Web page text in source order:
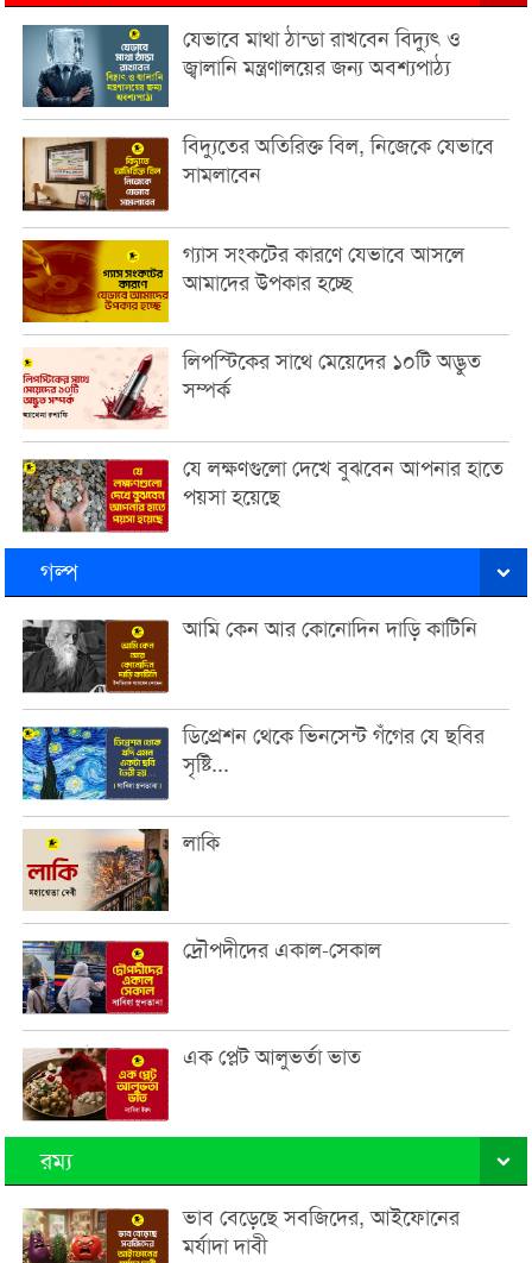
যেভাবে মাথা ঠান্ডা রাখবেন বিদ্যুৎ ও
জ্বালানি মন্ত্রণালয়ের জন্য অবশ্যপাঠ্য
বিদ্যুতের অতিরিক্ত বিল, নিজেকে যেভাবে
সামলাবেন
গ্যাস সংকটের কারণে যেভাবে আসলে
আমাদের উপকার হচ্ছে
লিপস্টিকের সাথে মেয়েদের ১০টি অদ্ভুত
সম্পর্ক
যে লক্ষণগুলো দেখে বুঝবেন আপনার হাতে
পয়সা হয়েছে
গল্প
আমি কেন আর কোনোদিন দাড়ি কাটিনি
ডিপ্রেশন থেকে ভিনসেন্ট গঁগের যে ছবির
সৃষ্টি...
লাকি
দ্রৌপদীদের একাল-সেকাল
এক প্লেট আলুভর্তা ভাত
রম্য
ভাব বেড়েছে সবজিদের, আইফোনের
মর্যাদা দাবী